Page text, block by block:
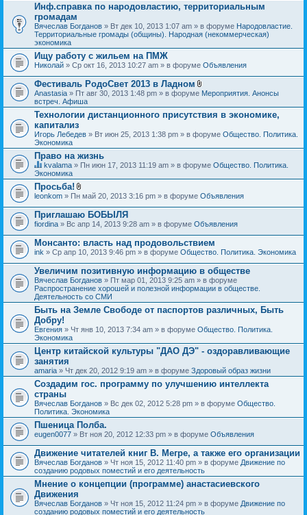
Инф.справка по народовластию, территориальным
громадам
Вячеслав Богданов » Вт дек 10, 2013 1:07 am » в форуме Народовластие.
Территориальные громады (общины). Народная (некоммерческая)
экономика
Ищу работу с жильем на ПМЖ
Николай » Ср окт 16, 2013 10:27 am » в форуме Объявления
Фестиваль РодоСвет 2013 в Ладном
В
о
ж
н
и
я
Anastasia » Пт авг 30, 2013 1:48 pm » в форуме Мероприятия. Анонсы
встреч. Афиша
Технологии дистанционного присутствия в экономике,
капитализ
Игорь Лебедев » Вт июн 25, 2013 1:38 pm » в форуме Общество. Политика.
Экономика
Право на жизнь
Д
а
н
н
я
т
е
м
а
с
о
д
е
р
ж
и
т
о
п
р
о
с
.
kvalama » Пн июн 17, 2013 11:19 am » в форуме Общество. Политика.
Экономика
Просьба!
В
о
ж
е
н
и
я
leonkom » Пн май 20, 2013 3:16 pm » в форуме Объявления
Приглашаю БОБЫЛЯ
fiordina » Вс апр 14, 2013 9:28 am » в форуме Объявления
Монсанто: власть над продовольствием
ink » Ср апр 10, 2013 9:46 pm » в форуме Общество. Политика. Экономика
Увеличим позитивную информацию в обществе
Вячеслав Богданов » Пт мар 01, 2013 9:25 am » в форуме
Распространение хорошей и полезной информации в обществе.
Деятельность со СМИ
Быть на Земле Свободе от паспортов различных, Быть
Добру!
Евгения » Чт янв 10, 2013 7:34 am » в форуме Общество. Политика.
Экономика
Центр китайской культуры "ДАО ДЭ" - оздоравливающие
занятия
amaria » Чт дек 20, 2012 9:19 am » в форуме Здоровый образ жизни
Создадим гос. программу по улучшению интеллекта
страны
Вячеслав Богданов » Вс дек 02, 2012 5:28 pm » в форуме Общество.
Политика. Экономика
Пшеница Полба.
eugen0077 » Вт ноя 20, 2012 12:33 pm » в форуме Объявления
Движение читателей книг В. Мегре, а также его организации
Вячеслав Богданов » Чт ноя 15, 2012 11:40 pm » в форуме Движение по
созданию родовых поместий и его деятельность
Мнение о концепции (программе) анастасиевского
Движения
Вячеслав Богданов » Чт ноя 15, 2012 11:24 pm » в форуме Движение по
созданию родовых поместий и его деятельность